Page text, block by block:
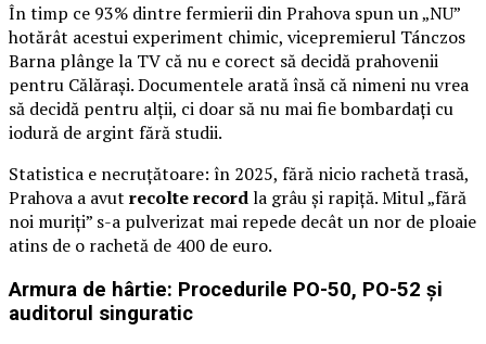
În timp ce 93% dintre fermierii din Prahova spun un „NU”
hotărât acestui experiment chimic, vicepremierul Tánczos
Barna plânge la TV că nu e corect să decidă prahovenii
pentru Călărași. Documentele arată însă că nimeni nu vrea
să decidă pentru alții, ci doar să nu mai fie bombardați cu
iodură de argint fără studii.
Statistica e necruțătoare: în 2025, fără nicio rachetă trasă,
Prahova a avut recolte recordla grâu și rapiță. Mitul „fără
noi muriți” s-a pulverizat mai repede decât un nor de ploaie
atins de o rachetă de 400 de euro.
Armura de hârtie: Procedurile PO-50, PO-52 și
auditorul singuratic